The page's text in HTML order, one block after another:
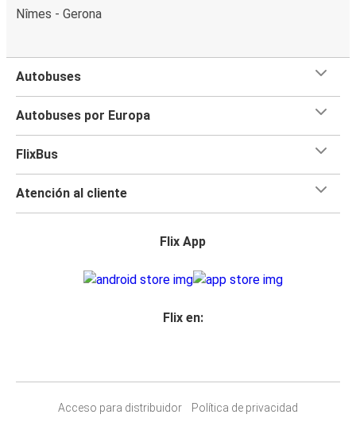
Nîmes - Gerona
Autobuses
Autobuses por Europa
FlixBus
Atención al cliente
Flix App
Flix en:
Acceso para distribuidor
Política de privacidad